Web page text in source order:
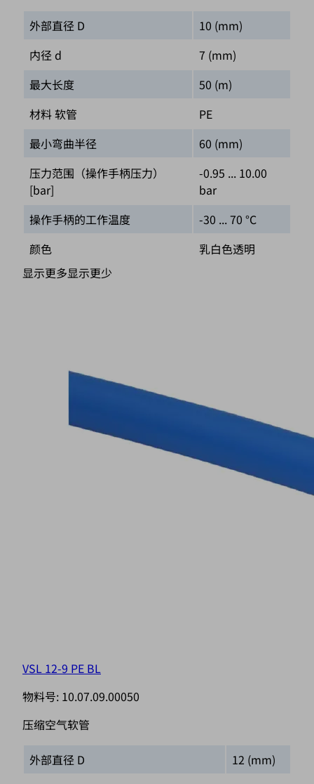
外部直径 D
10 (mm)
内径 d
7 (mm)
最大长度
50 (m)
材料 软管
PE
最小弯曲半径
60 (mm)
压力范围（操作手柄压力）
[bar]
-0.95 ... 10.00
bar
操作手柄的工作温度
-30 ... 70 °C
颜色
乳白色透明
显示更多显示更少
VSL 12-9 PE BL
物料号: 10.07.09.00050
压缩空气软管
外部直径 D
12 (mm)